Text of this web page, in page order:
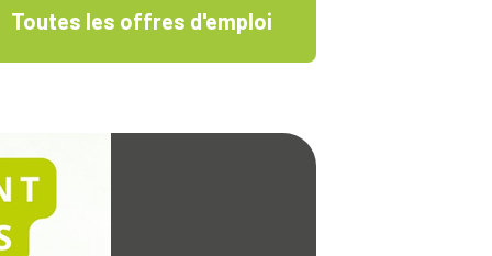
Toutes les offres d'emploi